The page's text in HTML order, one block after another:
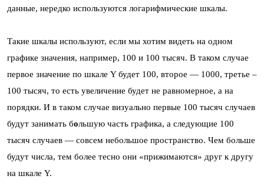
данные, нередко используются логарифмические шкалы.
Такие шкалы используют, если мы хотим видеть на одном
графике значения, например, 100 и 100 тысяч. В таком случае
первое значение по шкале Y будет 100, второе — 1000, третье –
100 тысяч, то есть увеличение будет не равномерное, а на
порядки. И в таком случае визуально первые 100 тысяч случаев
будут занимать большую часть графика, а следующие 100
тысяч случаев — совсем небольшое пространство. Чем больше
будут числа, тем более тесно они «прижимаются» друг к другу
на шкале Y.